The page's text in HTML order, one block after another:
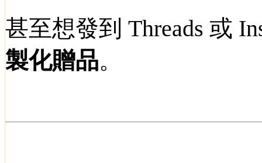
甚至想發到 Threads 或
製化贈品。